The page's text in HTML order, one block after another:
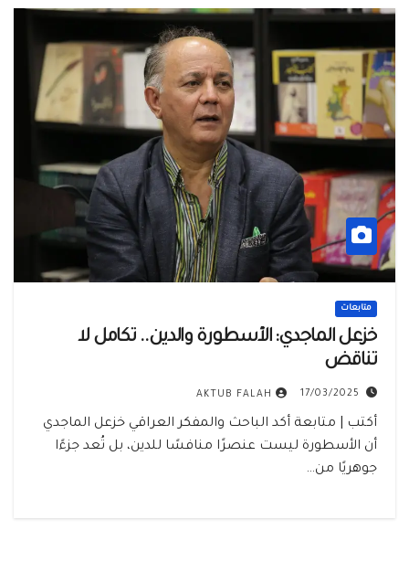
متابعات
خزعل الماجدي: الأسطورة والدين.. تكامل لا
تناقض
17/03/2025
AKTUB FALAH
أكتب | متابعة أكد الباحث والمفكر العراقي خزعل الماجدي
أن الأسطورة ليست عنصرًا منافسًا للدين، بل تُعد جزءًا
جوهريًا من…